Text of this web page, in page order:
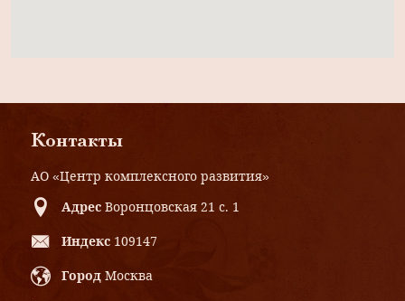
Контакты
АО «Центр комплексного развития»
Адрес Воронцовская 21 с. 1
Индекс 109147
Город Москва